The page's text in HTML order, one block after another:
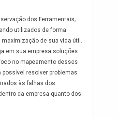
dos Ferramentais;
utilizados de forma
maximização de sua vida útil.
em sua empresa soluções
no mapeamento desses
resolver problemas
às falhas dos
da empresa quanto dos